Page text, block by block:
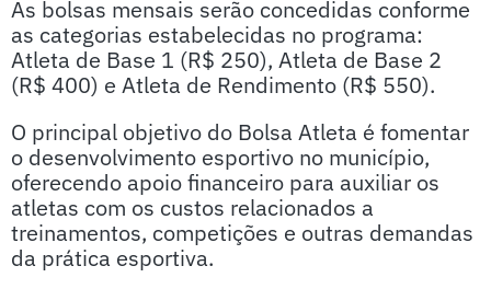
As bolsas mensais serão concedidas conforme
as categorias estabelecidas no programa:
Atleta de Base 1 (R$ 250), Atleta de Base 2
(R$ 400) e Atleta de Rendimento (R$ 550).
O principal objetivo do Bolsa Atleta é fomentar
o desenvolvimento esportivo no município,
oferecendo apoio financeiro para auxiliar os
atletas com os custos relacionados a
treinamentos, competições e outras demandas
da prática esportiva.